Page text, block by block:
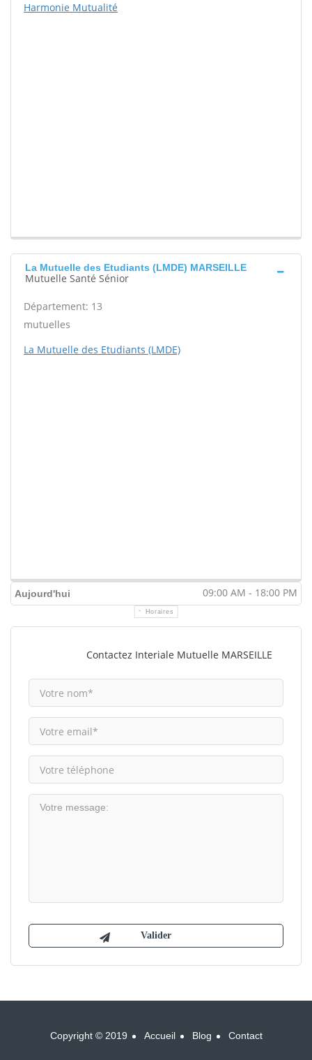
Harmonie Mutualité
La Mutuelle des Etudiants (LMDE) MARSEILLE
Mutuelle Santé Sénior
Département: 13
mutuelles
La Mutuelle des Etudiants (LMDE)
Aujourd'hui 09:00 AM - 18:00 PM
Horaires
Contactez Interiale Mutuelle MARSEILLE
Copyright © 2019 Accueil Blog Contact